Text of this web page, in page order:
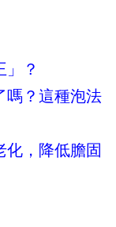
」？
嗎？這種泡法
化，降低膽固